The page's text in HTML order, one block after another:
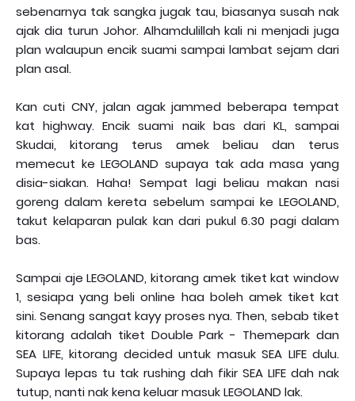
sebenarnya tak sangka jugak tau, biasanya susah nak
ajak dia turun Johor. Alhamdulillah kali ni menjadi juga
plan walaupun encik suami sampai lambat sejam dari
plan asal.
Kan cuti CNY, jalan agak jammed beberapa tempat
kat highway. Encik suami naik bas dari KL, sampai
Skudai, kitorang terus amek beliau dan terus
memecut ke LEGOLAND supaya tak ada masa yang
disia-siakan. Haha! Sempat lagi beliau makan nasi
goreng dalam kereta sebelum sampai ke LEGOLAND,
takut kelaparan pulak kan dari pukul 6.30 pagi dalam
bas.
Sampai aje LEGOLAND, kitorang amek tiket kat window
1, sesiapa yang beli online haa boleh amek tiket kat
sini. Senang sangat kayy proses nya. Then, sebab tiket
kitorang adalah tiket Double Park - Themepark dan
SEA LIFE, kitorang decided untuk masuk SEA LIFE dulu.
Supaya lepas tu tak rushing dah fikir SEA LIFE dah nak
tutup, nanti nak kena keluar masuk LEGOLAND lak.